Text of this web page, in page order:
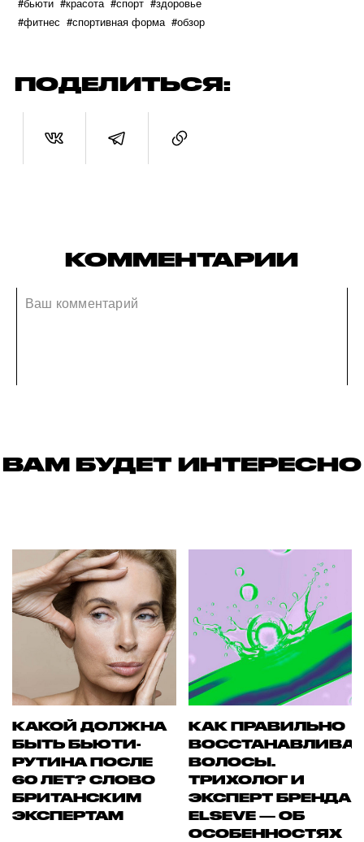
#фитнес #спортивная форма #обзор
ПОДЕЛИТЬСЯ:
КОММЕНТАРИИ
ВАМ БУДЕТ ИНТЕРЕСНО
КАКОЙ ДОЛЖНА
БЫТЬ БЬЮТИ-
РУТИНА ПОСЛЕ
60 ЛЕТ? СЛОВО
БРИТАНСКИМ
ЭКСПЕРТАМ
КАК ПРАВИЛЬНО
ВОЛОСЫ.
ТРИХОЛОГ И
ЭКСПЕРТ БРЕНДА
ELSEVE — ОБ
ОСОБЕННОСТЯХ